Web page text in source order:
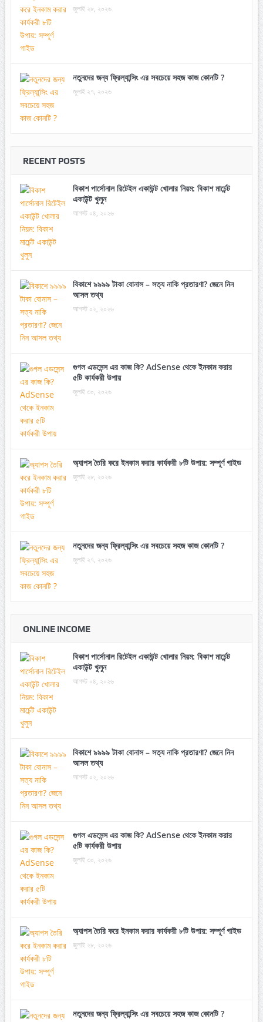
জুলাই ২৮, ২০২৬
নতুনদের জন্য ফ্রিল্যান্সিং এর সবচেয়ে সহজ কাজ কোনটি ?
জুলাই ২৭, ২০২৬
RECENT POSTS
বিকাশ পার্সোনাল রিটেইল একাউন্ট খোলার নিয়ম: বিকাশ মার্চেন্ট
একাউন্ট খুলুন
আগস্ট ০৪, ২০২৬
বিকাশে ৯৯৯৯ টাকা বোনাস – সত্য নাকি প্রতারণা? জেনে নিন
আসল তথ্য
আগস্ট ০২, ২০২৬
গুগল এডসেন্স এর কাজ কি? AdSense থেকে ইনকাম করার
৫টি কার্যকরী উপায়
জুলাই ৩০, ২০২৬
অ্যাপস তৈরি করে ইনকাম করার কার্যকরী ৮টি উপায়: সম্পূর্ণ গাইড
জুলাই ২৮, ২০২৬
নতুনদের জন্য ফ্রিল্যান্সিং এর সবচেয়ে সহজ কাজ কোনটি ?
জুলাই ২৭, ২০২৬
ONLINE INCOME
বিকাশ পার্সোনাল রিটেইল একাউন্ট খোলার নিয়ম: বিকাশ মার্চেন্ট
একাউন্ট খুলুন
আগস্ট ০৪, ২০২৬
বিকাশে ৯৯৯৯ টাকা বোনাস – সত্য নাকি প্রতারণা? জেনে নিন
আসল তথ্য
আগস্ট ০২, ২০২৬
গুগল এডসেন্স এর কাজ কি? AdSense থেকে ইনকাম করার
৫টি কার্যকরী উপায়
জুলাই ৩০, ২০২৬
অ্যাপস তৈরি করে ইনকাম করার কার্যকরী ৮টি উপায়: সম্পূর্ণ গাইড
জুলাই ২৮, ২০২৬
নতুনদের জন্য ফ্রিল্যান্সিং এর সবচেয়ে সহজ কাজ কোনটি ?